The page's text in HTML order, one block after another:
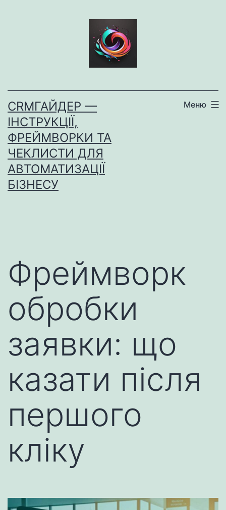
CRMГАЙДЕР —
ІНСТРУКЦІЇ,
ФРЕЙМВОРКИ ТА
ЧЕКЛИСТИ ДЛЯ
АВТОМАТИЗАЦІЇ
БІЗНЕСУ
Меню
Фреймворк
обробки
заявки: що
казати після
першого
кліку